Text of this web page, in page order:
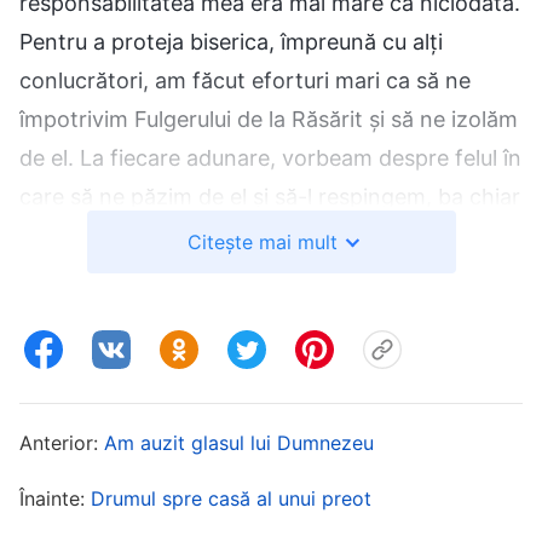
Pentru a proteja biserica, împreună cu alți
conlucrători, am făcut eforturi mari ca să ne
împotrivim Fulgerului de la Răsărit și să ne izolăm
de el. La fiecare adunare, vorbeam despre felul în
care să ne păzim de el și să-l respingem, ba chiar
i-am îndemnat pe frați și pe surori să țină post,
membrii cei mai entuziaști ai locului ei de adunare
plecaseră cu el. Asta m-a neliniștit atât de mult
Citește mai mult
Anterior: Am auzit glasul lui Dumnezeu
Înainte: Drumul spre casă al unui preot